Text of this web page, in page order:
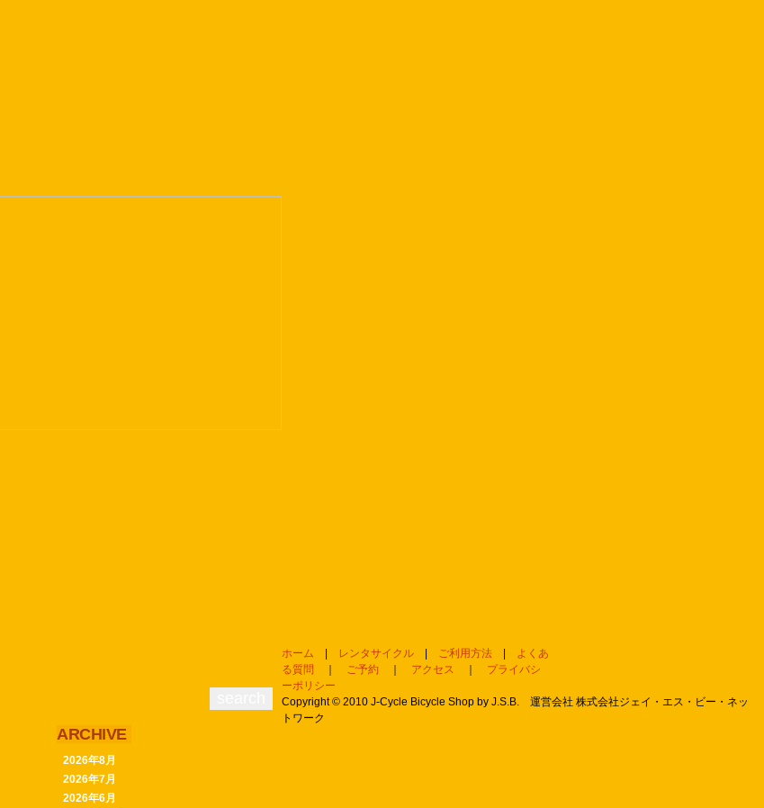
ARCHIVE
2026年8月
2026年7月
2026年6月
ホーム | レンタサイクル | ご利用方法 | よくあ
る質問 ｜ ご予約 ｜ アクセス ｜ プライバシ
ーポリシー
Copyright © 2010 J-Cycle Bicycle Shop by J.S.B. 運営会社 株式会社ジェイ・エス・ビー・ネッ
トワーク